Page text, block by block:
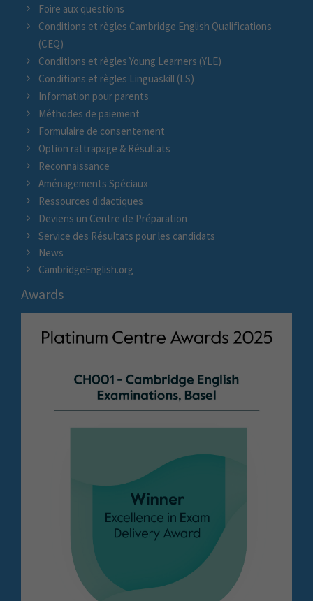
Foire aux questions
Conditions et règles Cambridge English Qualifications
(CEQ)
Conditions et règles Young Learners (YLE)
Conditions et règles Linguaskill (LS)
Information pour parents
Méthodes de paiement
Formulaire de consentement
Option rattrapage & Résultats
Reconnaissance
Aménagements Spéciaux
Ressources didactiques
Deviens un Centre de Préparation
Service des Résultats pour les candidats
News
CambridgeEnglish.org
Awards